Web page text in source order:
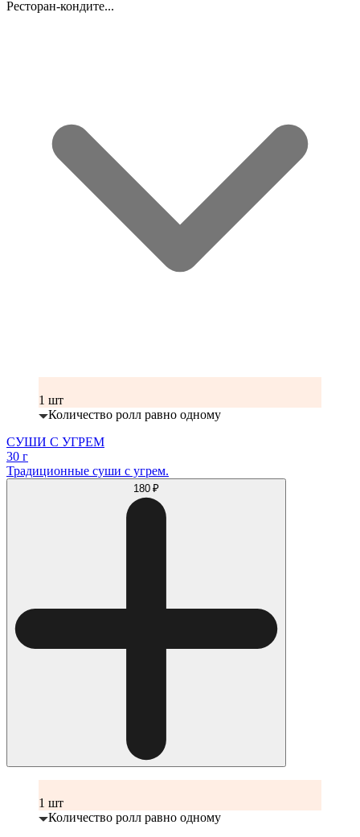
Ресторан-кондите...
1 шт
Количество ролл равно одному
СУШИ С УГРЕМ
30 г
Традиционные суши с угрем.
180 ₽
1 шт
Количество ролл равно одному